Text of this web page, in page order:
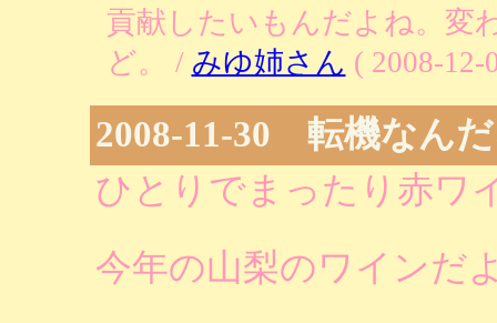
貢献したいもんだよね。変
ど。 / みゆ姉さん ( 2008-12-
2008-11-30 転機なん
ひとりでまったり赤ワ
今年の山梨のワインだ